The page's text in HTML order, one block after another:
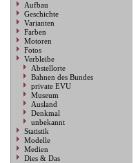
Aufbau
Geschichte
Varianten
Farben
Motoren
Fotos
Verbleibe
Abstellorte
Bahnen des Bundes
private EVU
Museum
Ausland
Denkmal
unbekannt
Statistik
Modelle
Medien
Dies & Das